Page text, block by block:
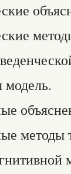
модель.
методы